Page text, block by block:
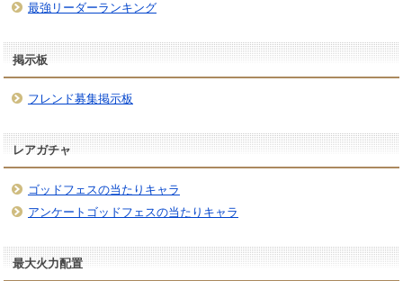
最強リーダーランキング
掲示板
フレンド募集掲示板
レアガチャ
ゴッドフェスの当たりキャラ
アンケートゴッドフェスの当たりキャラ
最大火力配置